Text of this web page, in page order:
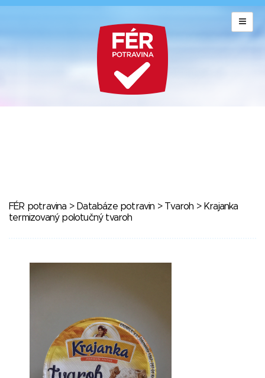
FÉR potravina > Databáze potravin > Tvaroh > Krajanka
termizovaný polotučný tvaroh